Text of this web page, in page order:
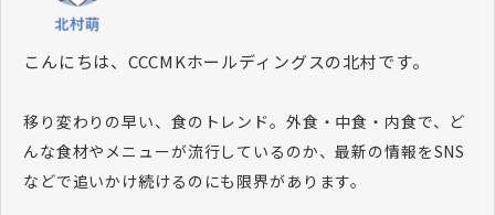
こんにちは、CCCMKホールディングスの北村です。
移り変わりの早い、食のトレンド。外食・中食・内食で、ど
んな食材やメニューが流行しているのか、最新の情報をSNS
などで追いかけ続けるのにも限界があります。